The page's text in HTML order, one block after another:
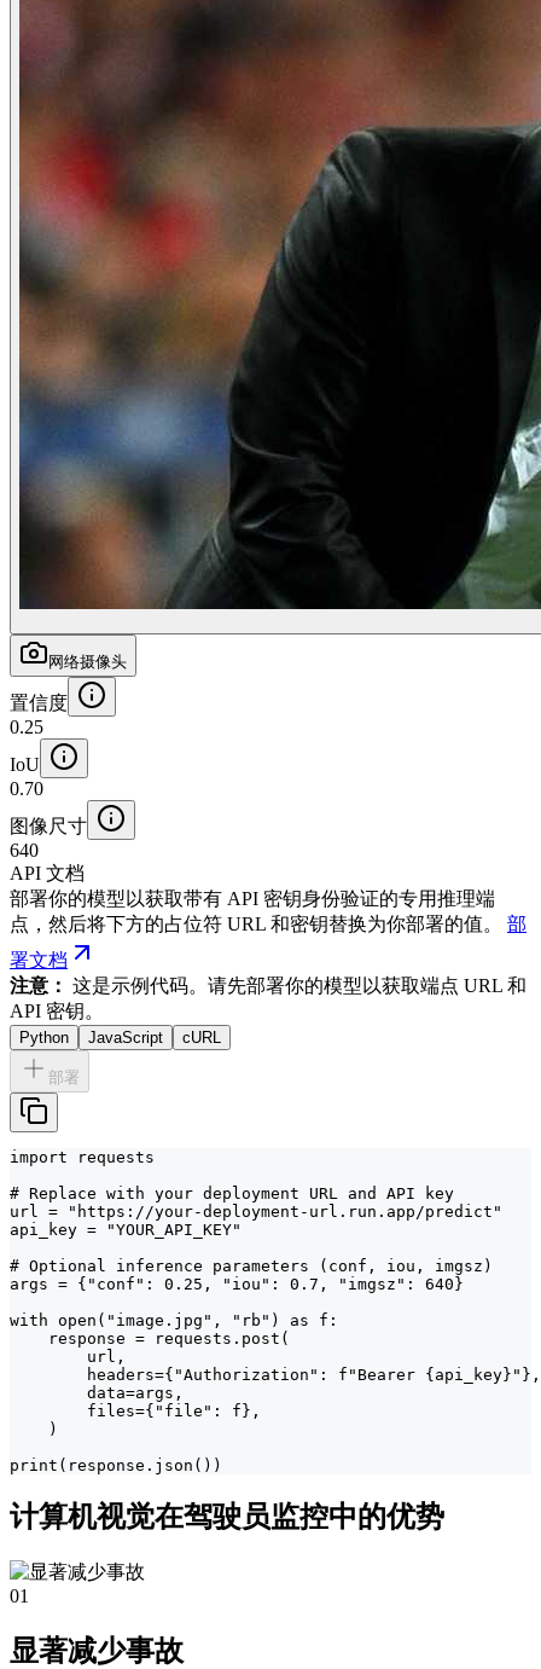
网络摄像头
置信度
0.25
IoU
0.70
图像尺寸
640
API 文档
部署你的模型以获取带有 API 密钥身份验证的专用推理端
点，然后将下方的占位符 URL 和密钥替换为你部署的值。
部
署文档
注意： 这是示例代码。请先部署你的模型以获取端点 URL 和
API 密钥。
Python JavaScript cURL
部署
import requests
# Replace with your deployment URL and API key
url = "https://your-deployment-url.run.app/predict"
api_key = "YOUR_API_KEY"
# Optional inference parameters (conf, iou, imgsz)
args = {"conf": 0.25, "iou": 0.7, "imgsz": 640}
with open("image.jpg", "rb") as f:
    response = requests.post(
        url,
        headers={"Authorization": f"Bearer {api_key}"},
        data=args,
        files={"file": f},
    )
print(response.json())
计算机视觉在驾驶员监控中的优势
01
显著减少事故